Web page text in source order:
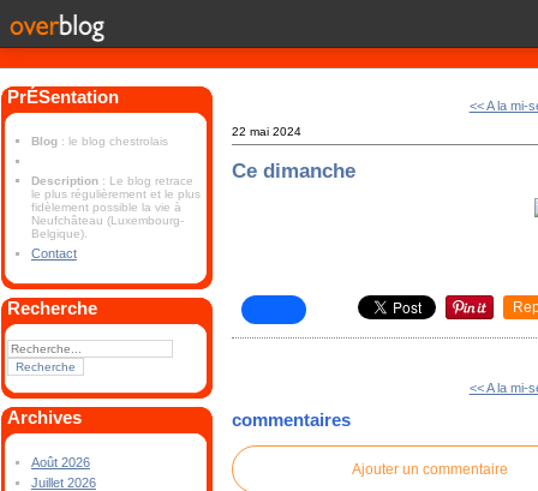
PrÉSentation
Blog : le blog chestrolais
Description : Le blog retrace
le plus régulièrement et le plus
fidèlement possible la vie à
Neufchâteau (Luxembourg-
Belgique).
Contact
Recherche
Archives
Août 2026
Juillet 2026
<< A la mi-
22 mai 2024
Ce dimanche
<< A la mi-
commentaires
Ajouter un commentaire